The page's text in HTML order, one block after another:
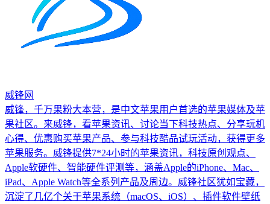
威锋网
威锋，千万果粉大本营，是中文苹果用户首选的苹果媒体及苹
果社区。来威锋，看苹果资讯、讨论当下科技热点、分享玩机
心得、优惠购买苹果产品、参与科技酷品试玩活动，获得更多
苹果服务。威锋提供7*24小时的苹果资讯，科技原创观点、
Apple软硬件、智能硬件评测等，涵盖Apple的iPhone、Mac、
iPad、Apple Watch等全系列产品及周边。威锋社区犹如宝藏，
沉淀了几亿个关于苹果系统（macOS、iOS）、插件软件壁纸